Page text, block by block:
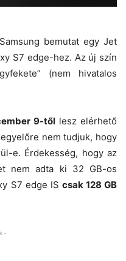
bemutat egy Jet
S7 edge-hez. Az új szín
(nem hivatalos
9-tőllesz elérhető
nem tudjuk, hogy
e. Érdekesség, hogy az
nem adta ki 32 GB-os
S7 edge IS csak 128 GB
-